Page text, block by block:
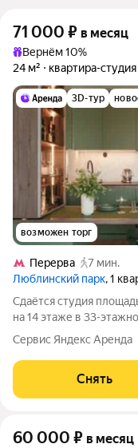
71 000 ₽ в месяц
Вернём 10%
24 м²
квартира-студия
3D-тур
возможен торг
Перерва
7 мин.
Люблинский парк, 1
Сдаётся студия
на 14 этаже в 33-
техники есть: Телевизор Духовой шкаф Teka Стиральная
машина Кондиционер Посудомоечная машина Микроволновка
Сервис Яндекс Аренда
Снять
60 000 ₽ в месяц